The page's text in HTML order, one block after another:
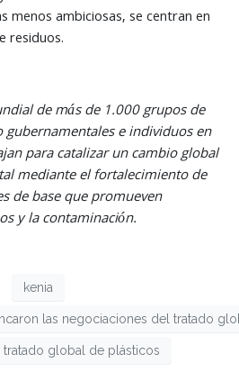
menos ambiciosas, se centran en
residuos.
de más de 1.000 grupos de
gubernamentales e individuos en
para catalizar un cambio global
mediante el fortalecimiento de
de base que promueven
y la contaminación.
kenia
las negociaciones del tratado
tratado global de plásticos